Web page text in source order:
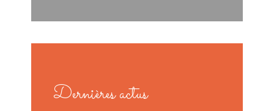
Dernières actus